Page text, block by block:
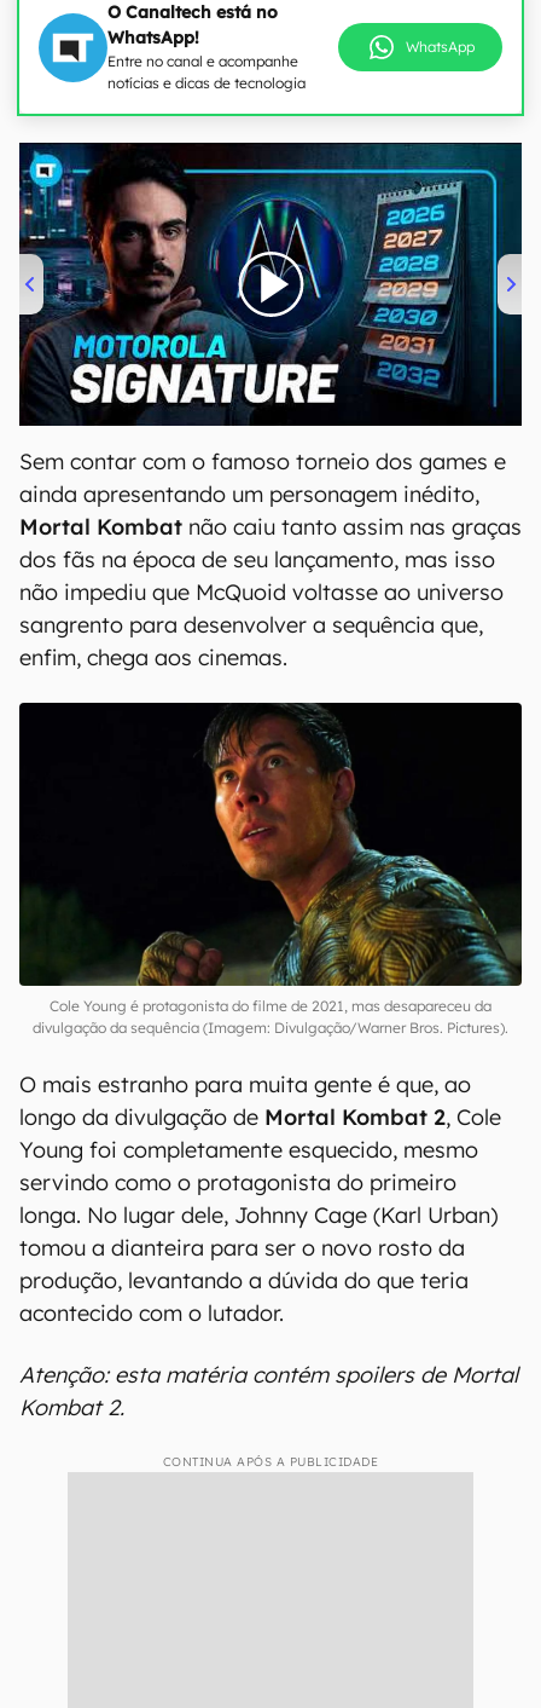
O Canaltech está no
WhatsApp!
Entre no canal e acompanhe
notícias e dicas de tecnologia
WhatsApp
00:00/20:46
Sem contar com o famoso torneio dos games e
ainda apresentando um personagem inédito,
Mortal Kombat não caiu tanto assim nas graças
dos fãs na época de seu lançamento, mas isso
não impediu que McQuoid voltasse ao universo
sangrento para desenvolver a sequência que,
enfim, chega aos cinemas.
Cole Young é protagonista do filme de 2021, mas desapareceu da
divulgação da sequência (Imagem: Divulgação/Warner Bros. Pictures).
O mais estranho para muita gente é que, ao
longo da divulgação de Mortal Kombat 2, Cole
Young foi completamente esquecido, mesmo
servindo como o protagonista do primeiro
longa. No lugar dele, Johnny Cage (Karl Urban)
tomou a dianteira para ser o novo rosto da
produção, levantando a dúvida do que teria
acontecido com o lutador.
Atenção: esta matéria contém spoilers de Mortal
Kombat 2.
CONTINUA APÓS A PUBLICIDADE